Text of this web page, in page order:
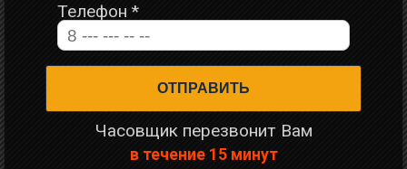
Телефон *
Часовщик перезвонит Вам
в течение 15 минут